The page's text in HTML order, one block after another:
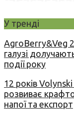
У тренді
AgroBerry&Veg
галузі
події року
12 років
розвиває
напої та експорт